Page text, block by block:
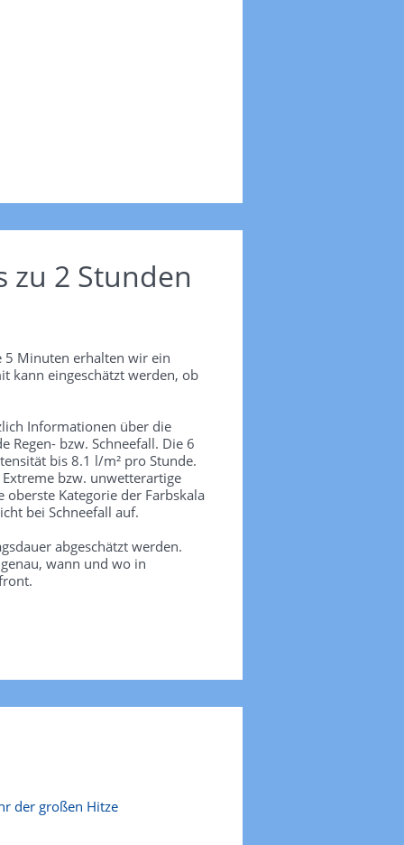
zu 2 Stunden
5 Minuten erhalten wir ein
kann eingeschätzt werden, ob
Informationen über die
Regen- bzw. Schneefall. Die 6
bis 8.1 l/m² pro Stunde.
bzw. unwetterartige
Kategorie der Farbskala
bei Schneefall auf.
abgeschätzt werden.
wann und wo in
der großen Hitze